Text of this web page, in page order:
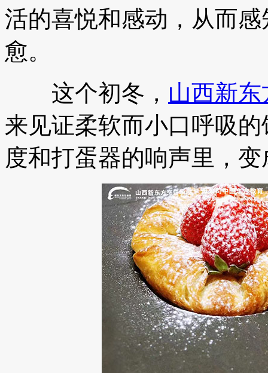
活的喜悦和感动，从而
愈。
这个初冬， 山西新东
来见证柔软而小口呼吸
度和打蛋器的响声里，